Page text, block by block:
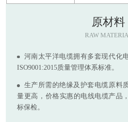
原材料
RAW
河南太平洋电缆拥有多套现代化
ISO9001:2015质量管理体系标准。
生产所需的绝缘及护套电缆原料
量更高，价格实惠的电线电缆产品
标保检。